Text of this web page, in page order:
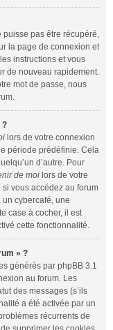
puisse pas être récupéré,
la page de connexion et
instructions et vous
de nouveau rapidement.
mot de passe, nous
?
lors de votre connexion
période prédéfinie. Cela
d’autre. Pour
de moi lors de votre
vous accédez au forum
cybercafé, une
case à cocher, il est
cette fonctionnalité.
» ?
générés par phpBB 3.1
au forum. Les
des messages (s’ils
a été activée par un
récurrents de